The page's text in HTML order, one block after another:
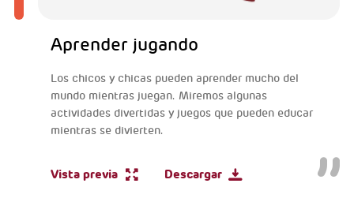
Aprender jugando
Los chicos y chicas pueden aprender mucho del
mundo mientras juegan. Miremos algunas
actividades divertidas y juegos que pueden educar
mientras se divierten.
Vista previa Descargar